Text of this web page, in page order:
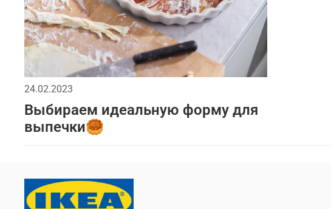
24.02.2023
Выбираем идеальную форму для
выпечки🥮